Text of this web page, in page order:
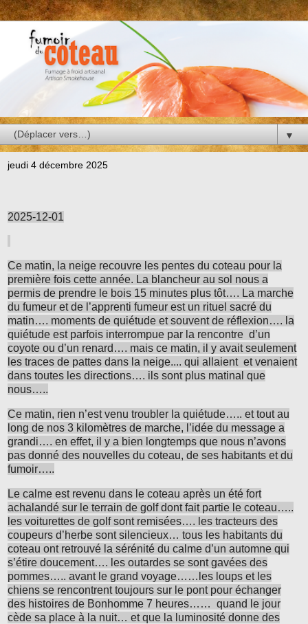
▼
jeudi 4 décembre 2025
2025-12-01
Ce matin, la neige recouvre les pentes du coteau pour la
première fois cette année. La blancheur au sol nous a
permis de prendre le bois 15 minutes plus tôt…. La marche
du fumeur et de l’apprenti fumeur est un rituel sacré du
matin…. moments de quiétude et souvent de réflexion…. la
quiétude est parfois interrompue par la rencontre d’un
coyote ou d’un renard…. mais ce matin, il y avait seulement
les traces de pattes dans la neige.... qui allaient et venaient
dans toutes les directions…. ils sont plus matinal que
nous…..
Ce matin, rien n’est venu troubler la quiétude….. et tout au
long de nos 3 kilomètres de marche, l’idée du message a
grandi…. en effet, il y a bien longtemps que nous n’avons
pas donné des nouvelles du coteau, de ses habitants et du
fumoir…..
Le calme est revenu dans le coteau après un été fort
achalandé sur le terrain de golf dont fait partie le coteau…..
les voiturettes de golf sont remisées…. les tracteurs des
coupeurs d’herbe sont silencieux… tous les habitants du
coteau ont retrouvé la sérénité du calme d’un automne qui
s’étire doucement…. les outardes se sont gavées des
pommes….. avant le grand voyage……les loups et les
chiens se rencontrent toujours sur le pont pour échanger
des histoires de Bonhomme 7 heures…… quand le jour
cède sa place à la nuit… et que la luminosité donne des